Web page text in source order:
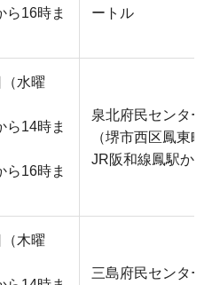
ら16時ま
ートル
水曜
ら14時ま
ら16時ま
泉北府民センタ
（堺市西区鳳東町
JR阪和線鳳駅か
木曜
三島府民センタ